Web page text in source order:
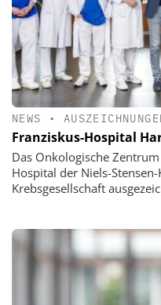
NEWS •
Franziskus-Hospital
Das Onkologische
Hospital der Niels-
Krebsgesellschaft